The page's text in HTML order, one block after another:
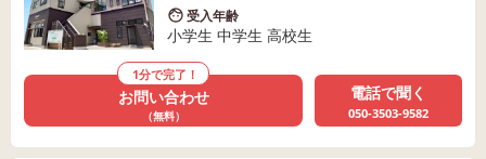
受入年齢
小学生 中学生 高校生
1分で完了！
お問い合わせ
（無料）
電話で聞く
050-3503-9582